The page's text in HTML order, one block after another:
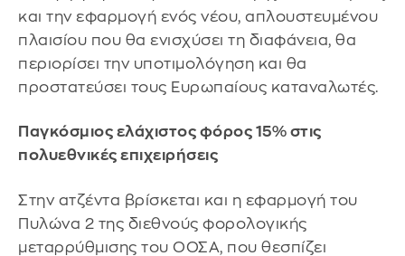
και την εφαρμογή ενός νέου, απλουστευμένου
πλαισίου που θα ενισχύσει τη διαφάνεια, θα
περιορίσει την υποτιμολόγηση και θα
προστατεύσει τους Ευρωπαίους καταναλωτές.
Παγκόσμιος ελάχιστος φόρος 15% στις
πολυεθνικές επιχειρήσεις
Στην ατζέντα βρίσκεται και η εφαρμογή του
Πυλώνα 2 της διεθνούς φορολογικής
μεταρρύθμισης του ΟΟΣΑ, που θεσπίζει